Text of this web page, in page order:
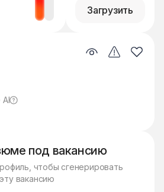
Загрузить
под вакансию
чтобы сгенерировать
вакансию
AI